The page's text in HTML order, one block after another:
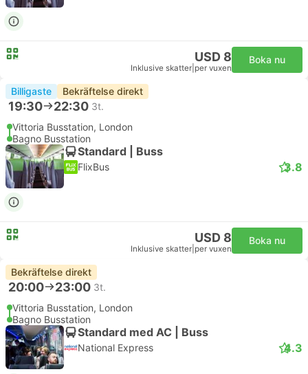
USD 8
Inklusive skatter per vuxen
Boka nu
Billigaste Bekräftelse direkt
19:30 22:30 3t.
Vittoria Busstation, London
Bagno Busstation
Standard | Buss
FlixBus 3.8
USD 8
Inklusive skatter per vuxen
Boka nu
Bekräftelse direkt
20:00 23:00 3t.
Vittoria Busstation, London
Bagno Busstation
Standard med AC | Buss
National Express 4.3